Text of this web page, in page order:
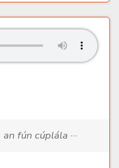
an fún cúplála ···